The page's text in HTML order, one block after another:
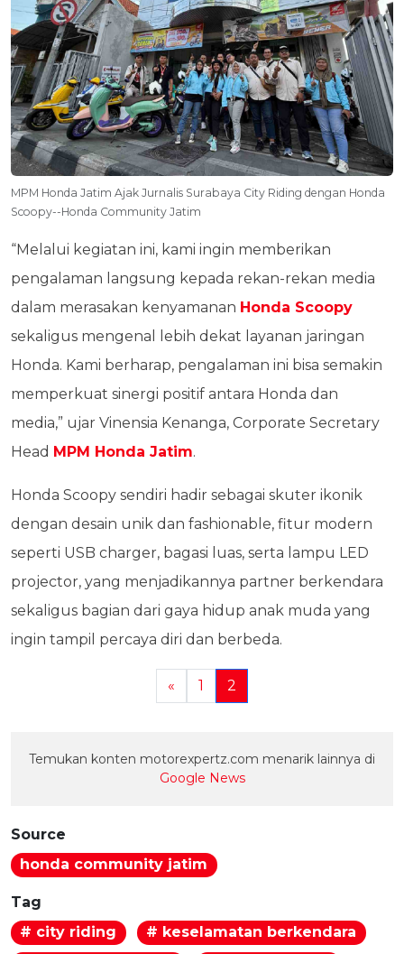
MPM Honda Jatim Ajak Jurnalis Surabaya City Riding dengan Honda
Scoopy--Honda Community Jatim
“Melalui kegiatan ini, kami ingin memberikan
pengalaman langsung kepada rekan-rekan media
dalam merasakan kenyamanan Honda Scoopy
sekaligus mengenal lebih dekat layanan jaringan
Honda. Kami berharap, pengalaman ini bisa semakin
memperkuat sinergi positif antara Honda dan
media,” ujar Vinensia Kenanga, Corporate Secretary
Head MPM Honda Jatim.
Honda Scoopy sendiri hadir sebagai skuter ikonik
dengan desain unik dan fashionable, fitur modern
seperti USB charger, bagasi luas, serta lampu LED
projector, yang menjadikannya partner berkendara
sekaligus bagian dari gaya hidup anak muda yang
ingin tampil percaya diri dan berbeda.
« 1 2
Temukan konten motorexpertz.com menarik lainnya di
Google News
Source
honda community jatim
Tag
# city riding
# keselamatan berkendara